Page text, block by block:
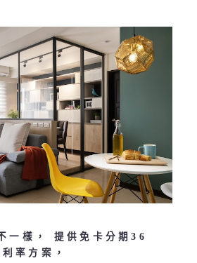
一樣， 提供免卡分期36
利率方案，